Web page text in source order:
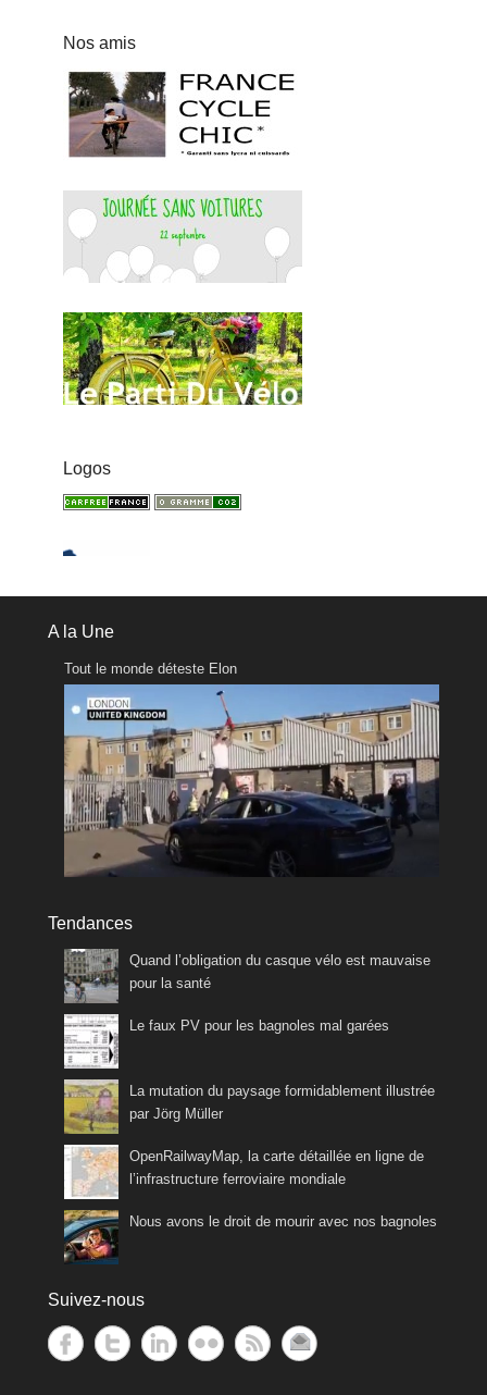
Nos amis
Logos
A la Une
Tout le monde déteste Elon
Tendances
Quand l’obligation du casque vélo est mauvaise
pour la santé
Le faux PV pour les bagnoles mal garées
La mutation du paysage formidablement illustrée
par Jörg Müller
OpenRailwayMap, la carte détaillée en ligne de
l’infrastructure ferroviaire mondiale
Nous avons le droit de mourir avec nos bagnoles
Suivez-nous